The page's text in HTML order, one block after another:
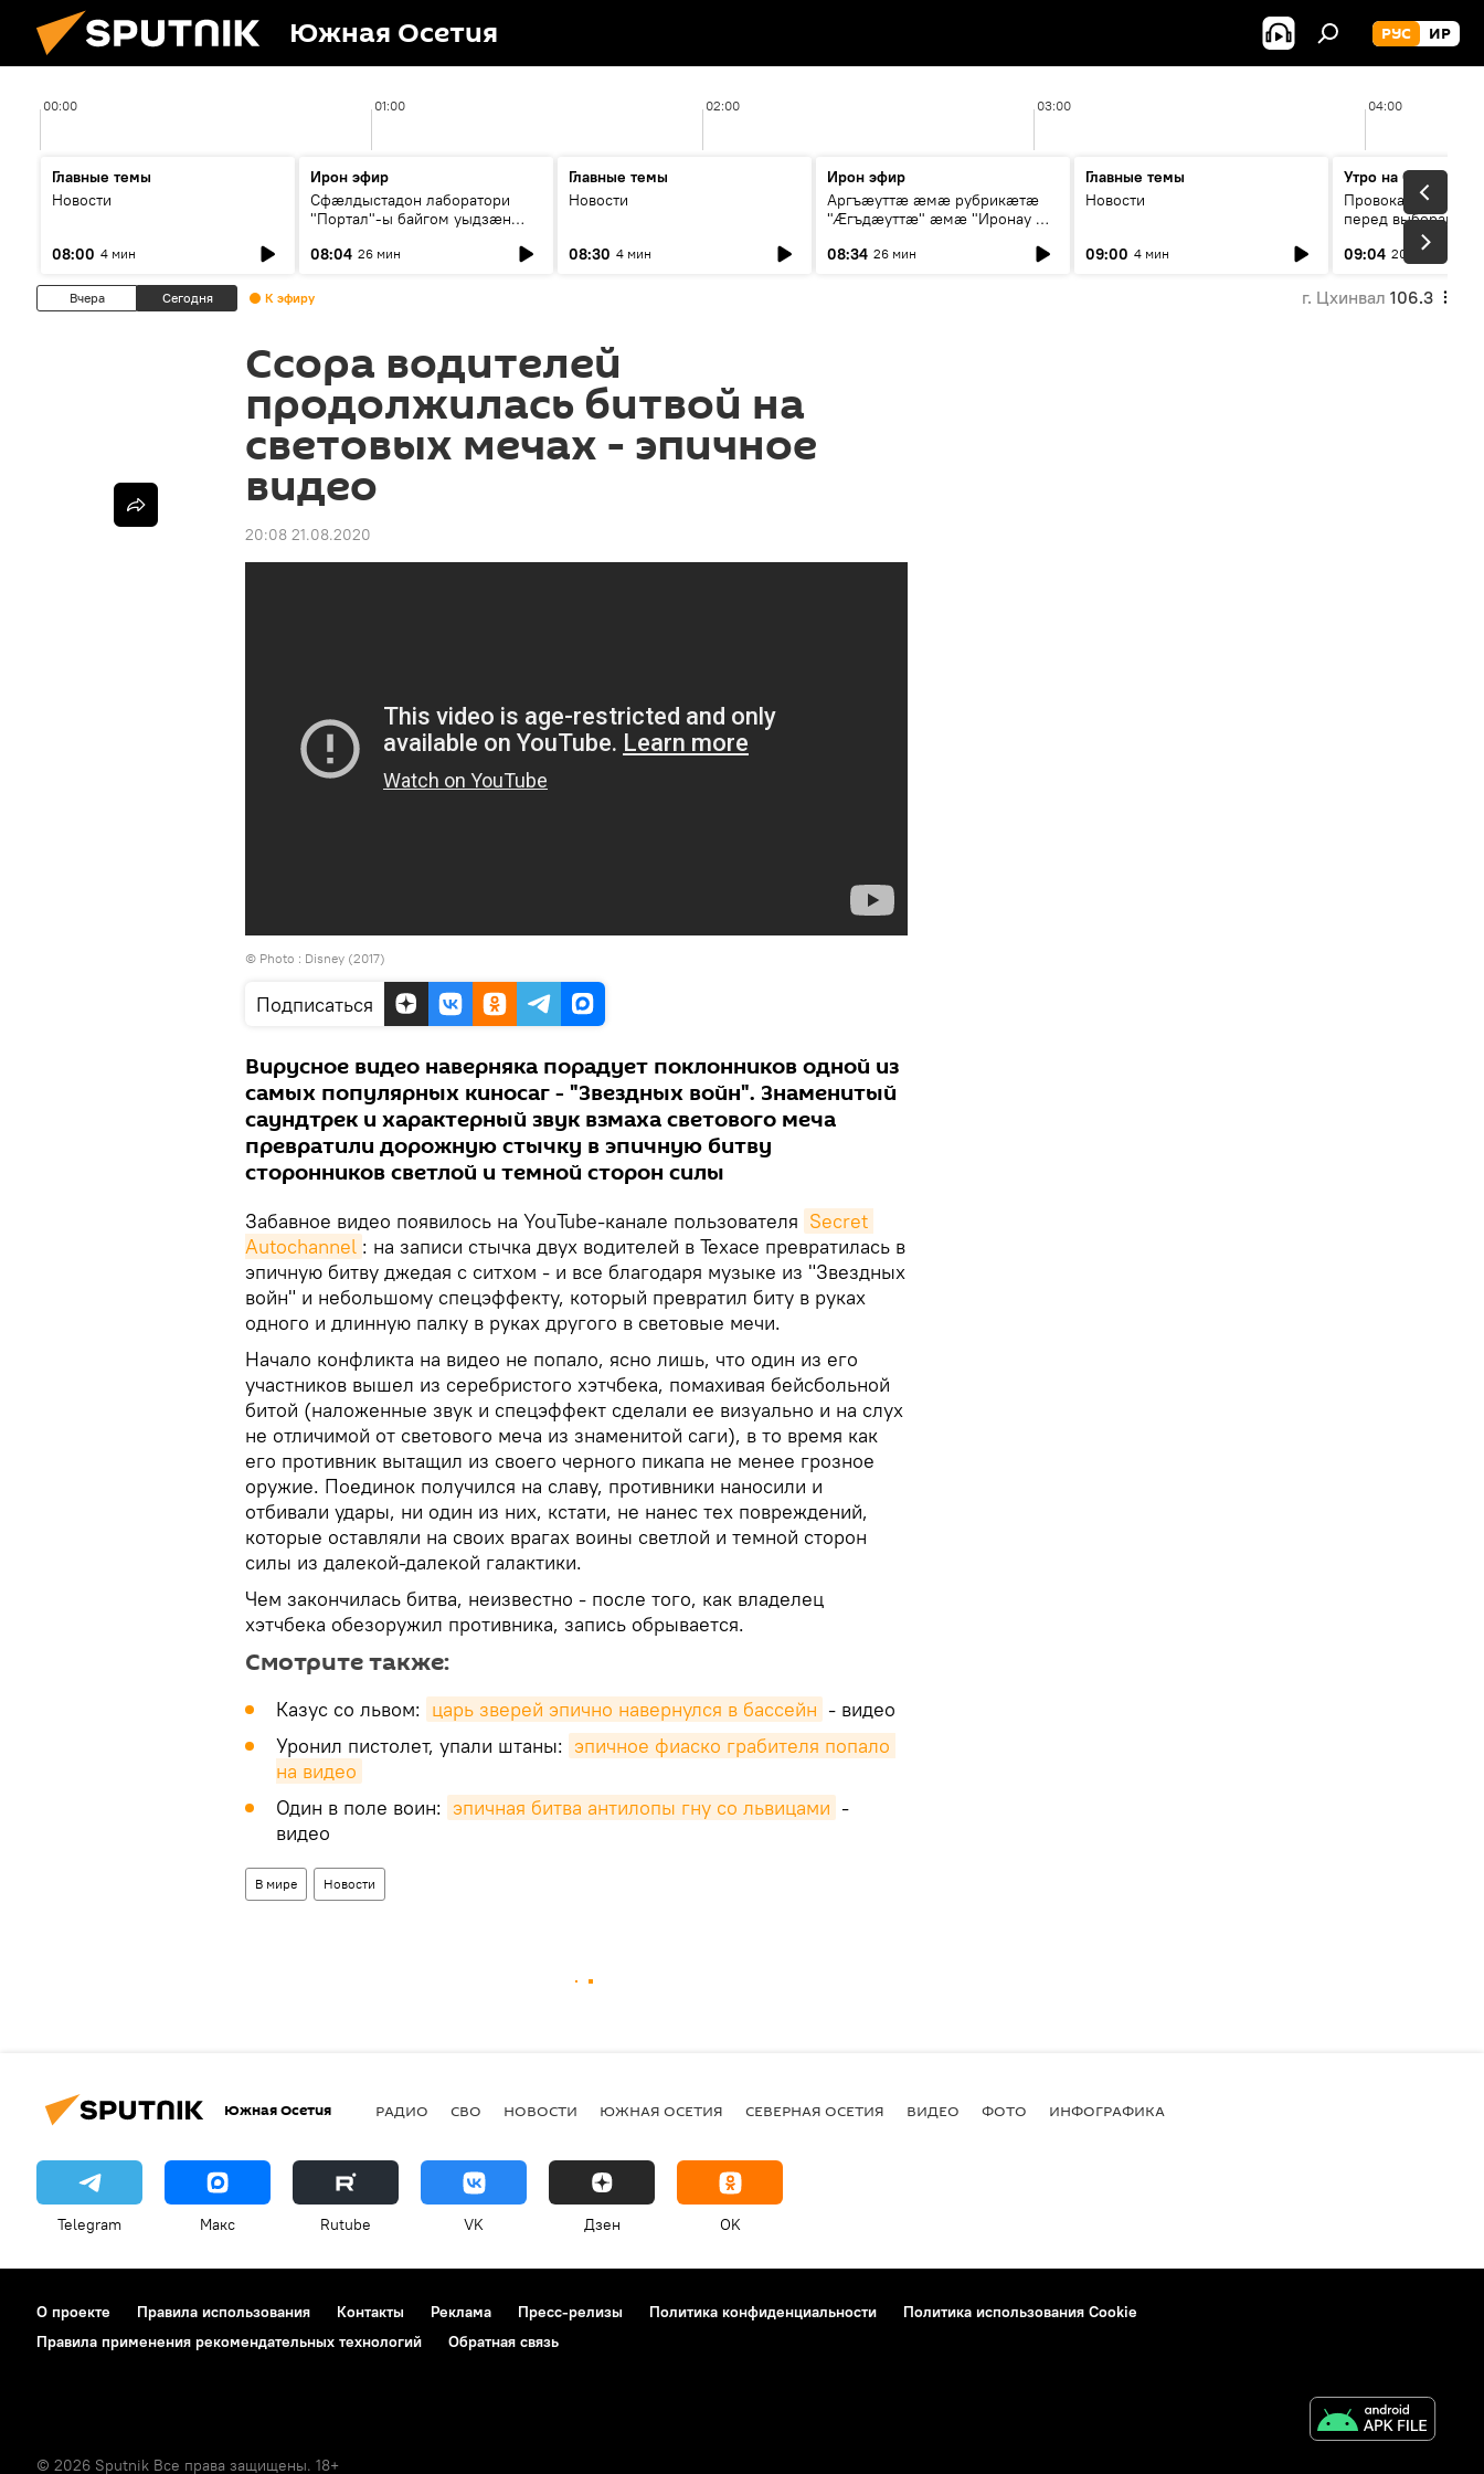
Южная Осетия РУС ИР
00:00 01:00 02:00 03:00 04:00
Главные темы
Новости
08:00 4 мин
Ирон эфир
Сфæлдыстадон лаборатори
"Портал"-ы байгом уыдзæн
Æхсары куыстыты равдыст
08:04 26 мин
Главные темы
Новости
08:30 4 мин
Ирон эфир
Аргъæуттæ æмæ рубрикæтæ
"Æгъдæуттæ" æмæ "Иронау æй
08:34 26 мин
Главные темы
Новости
09:00 4 мин
Утро на Спутнике
Провокации со
перед выборами в
09:04 20 мин
Вчера Сегодня К эфиру г. Цхинвал 106.3
Ссора водителей
продолжилась битвой на
световых мечах - эпичное
видео
20:08 21.08.2020
© Photo : Disney (2017)
Подписаться
Вирусное видео наверняка порадует поклонников одной из
самых популярных киносаг - "Звездных войн". Знаменитый
саундтрек и характерный звук взмаха светового меча
превратили дорожную стычку в эпичную битву
сторонников светлой и темной сторон силы
Забавное видео появилось на YouTube-канале пользователя Secret
Autochannel : на записи стычка двух водителей в Техасе превратилась в
эпичную битву джедая с ситхом - и все благодаря музыке из "Звездных
войн" и небольшому спецэффекту, который превратил биту в руках
одного и длинную палку в руках другого в световые мечи.
Начало конфликта на видео не попало, ясно лишь, что один из его
участников вышел из серебристого хэтчбека, помахивая бейсбольной
битой (наложенные звук и спецэффект сделали ее визуально и на слух
не отличимой от светового меча из знаменитой саги), в то время как
его противник вытащил из своего черного пикапа не менее грозное
оружие. Поединок получился на славу, противники наносили и
отбивали удары, ни один из них, кстати, не нанес тех повреждений,
которые оставляли на своих врагах воины светлой и темной сторон
силы из далекой-далекой галактики.
Чем закончилась битва, неизвестно - после того, как владелец
хэтчбека обезоружил противника, запись обрывается.
Смотрите также:
Казус со львом: царь зверей эпично навернулся в бассейн - видео
Уронил пистолет, упали штаны: эпичное фиаско грабителя попало
на видео
Один в поле воин: эпичная битва антилопы гну со львицами -
видео
В мире Новости
Южная Осетия РАДИО СВО НОВОСТИ ЮЖНАЯ ОСЕТИЯ СЕВЕРНАЯ ОСЕТИЯ ВИДЕО ФОТО ИНФОГРАФИКА
Telegram Макс Rutube VK Дзен OK
О проекте Правила использования Контакты Реклама Пресс-релизы Политика конфиденциальности
Политика использования Cookie
Правила применения рекомендательных технологий
Обратная связь
© 2026 Sputnik Все права защищены. 18+